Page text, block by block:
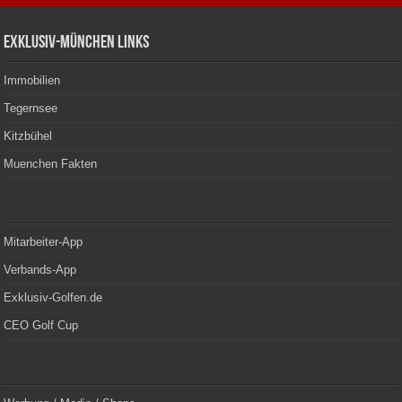
Exklusiv-München Links
Immobilien
Tegernsee
Kitzbühel
Muenchen Fakten
Mitarbeiter-App
Verbands-App
Exklusiv-Golfen.de
CEO Golf Cup